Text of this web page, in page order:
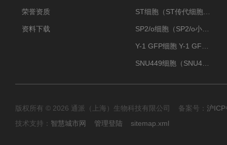
荣誉资质
资料下载
版权所有 © 2026 通派（上海）生物科技有限公司 备案号： 沪
技术支持： 智慧城市网 管理登陆 sitemap.xml